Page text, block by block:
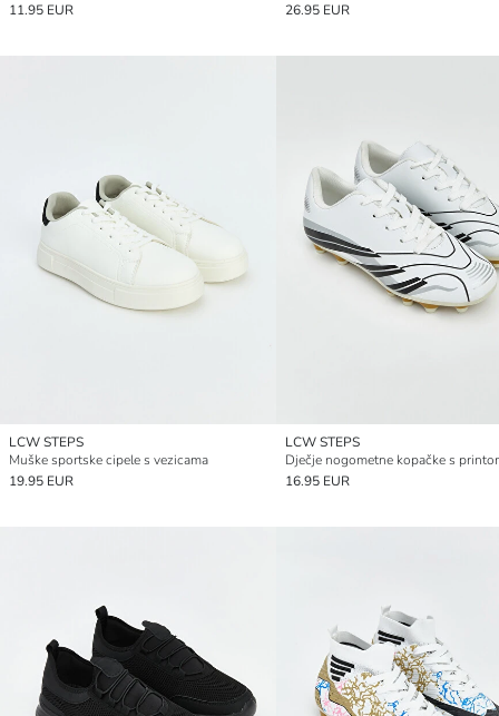
11.95 EUR
26.95 EUR
LCW STEPS
Muške sportske cipele s vezicama
19.95 EUR
LCW STEPS
Dječje nogometne kopačke s
16.95 EUR